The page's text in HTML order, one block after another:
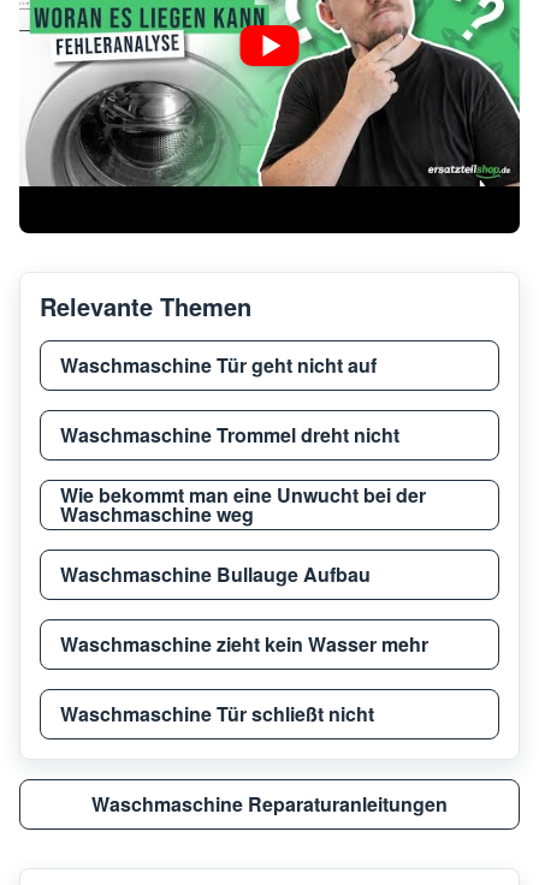
Beko WDL742431B BEKO
Beko WDW85142Ultra1 BEKO
Beko
W/D 8kg Black
Beko HTV7736XSHT BEKO
Beko
Beko HWD7526BB BEKO
Beko HITV 8736B0 HT BEKO
Relevante Themen
Waschmaschine Tür geht nicht auf
Waschmaschine Trommel dreht nicht
Wie bekommt man eine Unwucht bei der
Waschmaschine weg
Waschmaschine Bullauge Aufbau
Waschmaschine zieht kein Wasser mehr
Waschmaschine Tür schließt nicht
Waschmaschine Reparaturanleitungen